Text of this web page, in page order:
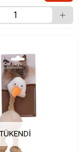
TÜKENDI